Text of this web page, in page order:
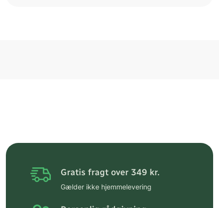
Gratis fragt over 349 kr.
Gælder ikke hjemmelevering